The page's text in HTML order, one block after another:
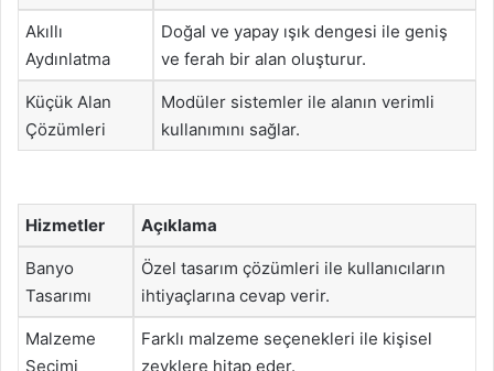
Akıllı
Aydınlatma
Doğal ve yapay ışık dengesi ile geniş
ve ferah bir alan oluşturur.
Küçük Alan
Çözümleri
Modüler sistemler ile alanın verimli
kullanımını sağlar.
Hizmetler Açıklama
Banyo
Tasarımı
Özel tasarım çözümleri ile kullanıcıların
ihtiyaçlarına cevap verir.
Malzeme
Seçimi
Farklı malzeme seçenekleri ile kişisel
zevklere hitap eder.